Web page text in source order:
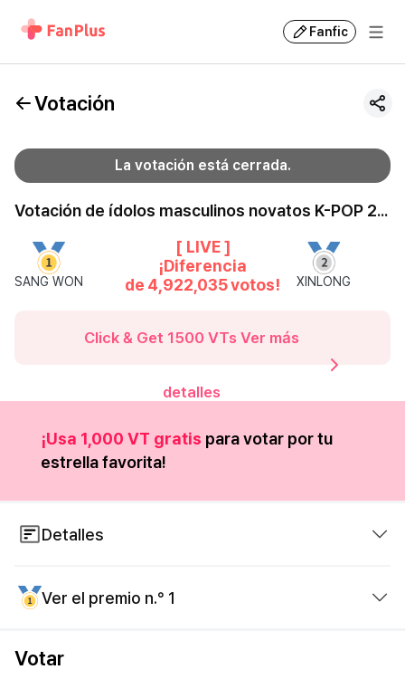
Fanfic
Votación
La votación está cerrada.
Votación de ídolos masculinos novatos K-POP 2026 | Ronda 23 de popularidad
SANG WON
[ LIVE ]
¡Diferencia
de 4,922,035votos! XINLONG
Click & Get 1500 VTs Ver más
detalles
¡Usa 1,000 VT gratis para votar por tu
estrella favorita!
Detalles
※ How to get voting tickets?
3. Exchange VTs with friends
Ver el premio n.° 1
Votar